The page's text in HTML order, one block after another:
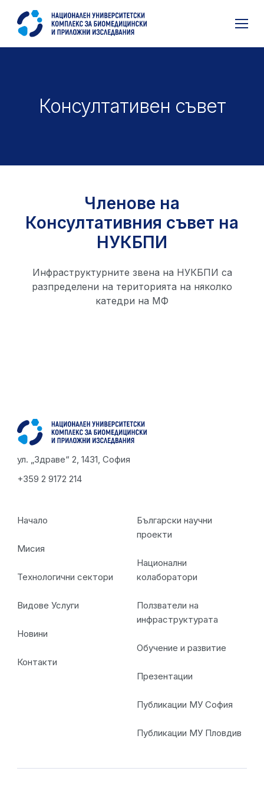
Консултативен съвет
Членове на
Консултативния съвет на
НУКБПИ
Инфраструктурните звена на НУКБПИ са
разпределени на територията на няколко
катедри на МФ
ул. „Здраве“ 2, 1431, София
+359 2 9172 214
Начало
Мисия
Технологични сектори
Видове Услуги
Новини
Контакти
Български научни
проекти
Национални
колаборатори
Ползватели на
инфраструктурата
Обучение и развитие
Презентации
Публикации МУ София
Публикации МУ Пловдив